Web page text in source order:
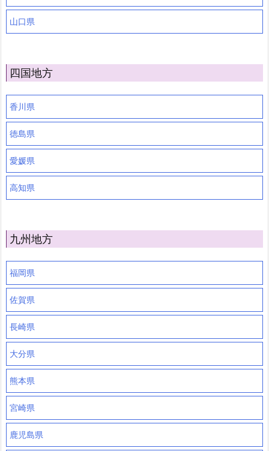
山口県
四国地方
香川県
徳島県
愛媛県
高知県
九州地方
福岡県
佐賀県
長崎県
大分県
熊本県
宮崎県
鹿児島県